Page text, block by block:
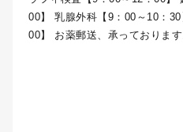
00】 乳腺外科【9：00～10：
00】 お薬郵送、承っております